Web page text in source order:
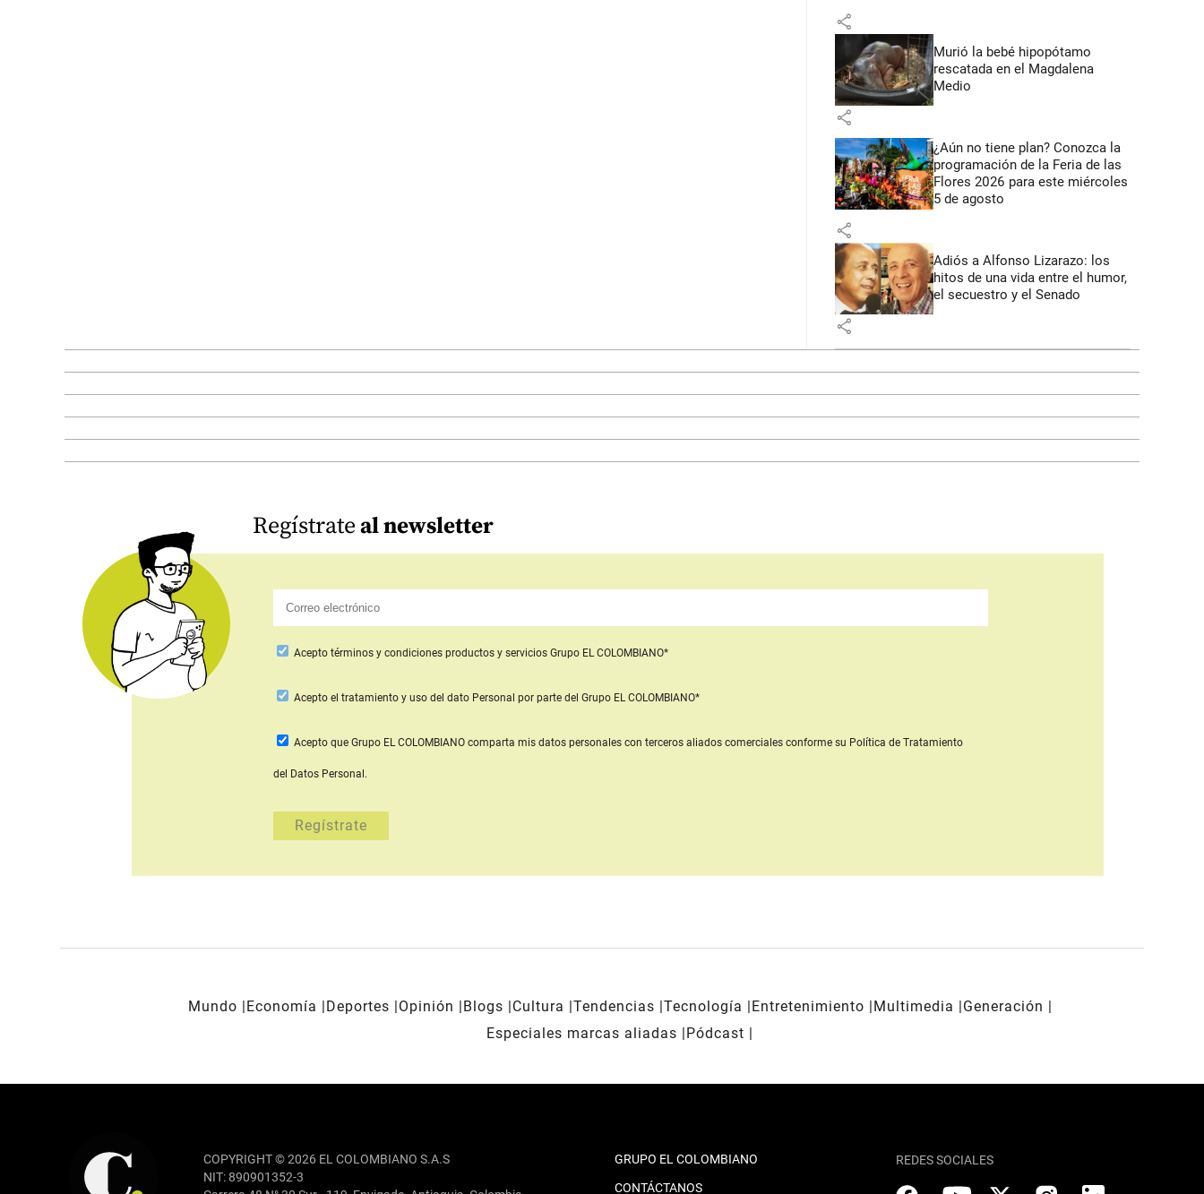
share
Murió la bebé hipopótamo
rescatada en el Magdalena
Medio
share
¿Aún no tiene plan? Conozca la
programación de la Feria de las
Flores 2026 para este miércoles
5 de agosto
share
Adiós a Alfonso Lizarazo: los
hitos de una vida entre el humor,
el secuestro y el Senado
share
Regístrateal newsletter
Acepto términos y condiciones productos y servicios Grupo EL COLOMBIANO*
Aceptoel tratamiento y uso del dato Personal por parte del Grupo EL COLOMBIANO*
Acepto que Grupo EL COLOMBIANO comparta mis datos personales con terceros aliados comercialesconforme su Política de Tratamiento
del Datos Personal.
Mundo Economía Deportes Opinión Blogs Cultura Tendencias Tecnología Entretenimiento Multimedia
Generación
Especiales marcas aliadas
Pódcast
COPYRIGHT © 2026 EL COLOMBIANO S.A.S
NIT: 890901352-3
GRUPO EL COLOMBIANO
CONTÁCTANOS
REDES SOCIALES